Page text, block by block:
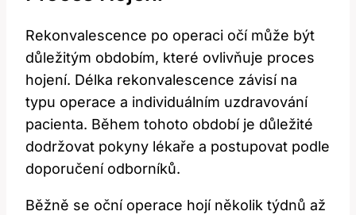
Rekonvalescence po​ operaci očí může⁤ být
důležitým obdobím, které ovlivňuje proces⁣
hojení. Délka rekonvalescence závisí na ​
typu operace a ⁤individuálním uzdravování
pacienta. Během⁢ tohoto období je ‍důležité‍
dodržovat‍ pokyny lékaře a postupovat podle​
doporučení odborníků.
Běžně se oční operace hojí několik‍ týdnů až